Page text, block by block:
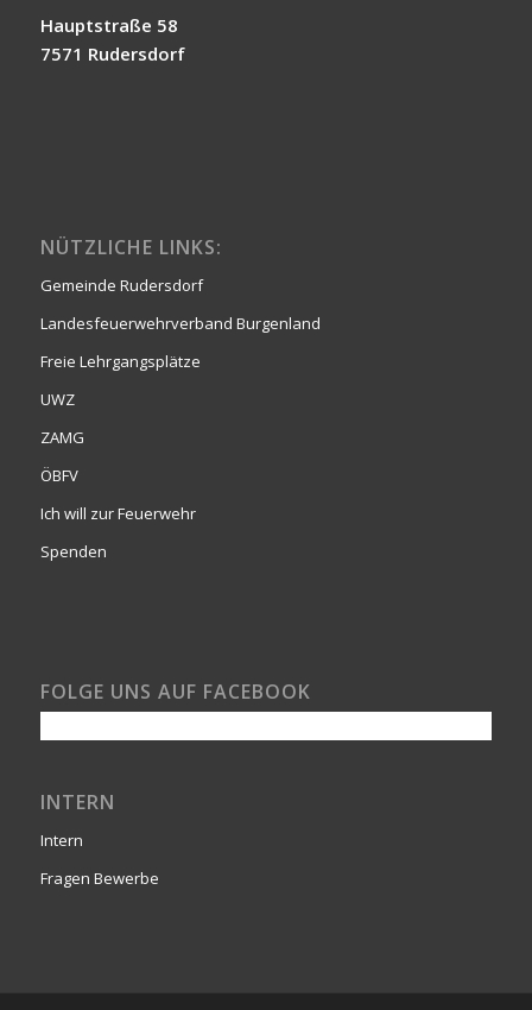
Hauptstraße 58
7571 Rudersdorf
NÜTZLICHE LINKS:
Gemeinde Rudersdorf
Landesfeuerwehrverband Burgenland
Freie Lehrgangsplätze
UWZ
ZAMG
ÖBFV
Ich will zur Feuerwehr
Spenden
FOLGE UNS AUF FACEBOOK
INTERN
Intern
Fragen Bewerbe